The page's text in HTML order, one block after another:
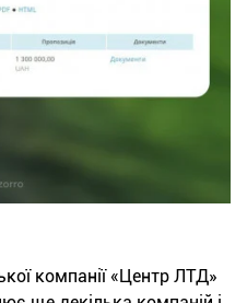
компанії «Центр ЛТД»